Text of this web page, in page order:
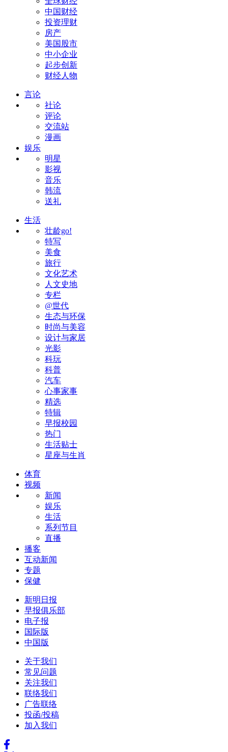
中国财经
投资理财
房产
美国股市
中小企业
起步创新
财经人物
言论
社论
评论
交流站
漫画
娱乐
明星
影视
音乐
韩流
送礼
生活
壮龄go!
特写
美食
旅行
文化艺术
人文史地
专栏
@世代
生态与环保
时尚与美容
设计与家居
光影
科玩
科普
汽车
心事家事
精选
特辑
早报校园
热门
生活贴士
星座与生肖
体育
视频
新闻
娱乐
生活
系列节目
直播
播客
互动新闻
专题
保健
新明日报
早报俱乐部
电子报
国际版
中国版
关于我们
常见问题
关注我们
联络我们
广告联络
投函/投稿
加入我们